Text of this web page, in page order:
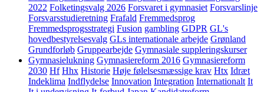
2022 Folketingsvalg 2026 Forsvaret i gymnasiet Forsvarslinje
Forsvarsstudieretning Frafald Fremmedsprog
Fremmedsprogsstrategi Fusion gambling GDPR GL's
hovedbestyrelsesvalg GLs internationale arbejde Grønland
Grundforløb Gruppearbejde Gymnasiale suppleringskurser
Gymnasielukning Gymnasiereform 2016 Gymnasiereform
2030 Hf Hhx Historie Høje følelsesmæssige krav Htx Idræt
Indeklima Indflydelse Innovation Integration Internationalt It